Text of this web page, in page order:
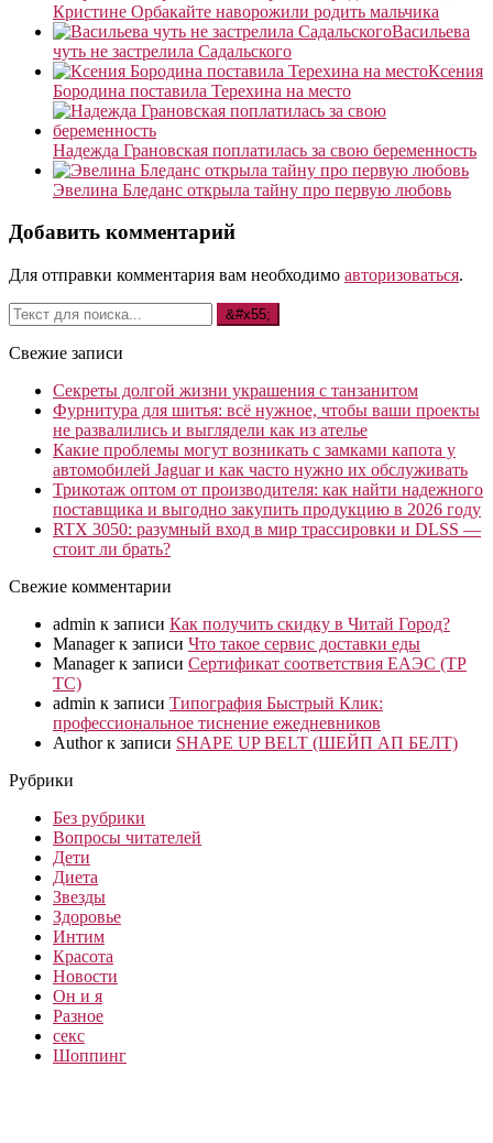
Кристине Орбакайте наворожили родить мальчика
Васильева
чуть не застрелила Садальского
Ксения
Бородина поставила Терехина на место
Надежда Грановская поплатилась за свою беременность
Эвелина Бледанс открыла тайну про первую любовь
Добавить комментарий
Для отправки комментария вам необходимо авторизоваться.
Свежие записи
Секреты долгой жизни украшения с танзанитом
Фурнитура для шитья: всё нужное, чтобы ваши проекты
не развалились и выглядели как из ателье
Какие проблемы могут возникать с замками капота у
автомобилей Jaguar и как часто нужно их обслуживать
Трикотаж оптом от производителя: как найти надежного
поставщика и выгодно закупить продукцию в 2026 году
RTX 3050: разумный вход в мир трассировки и DLSS —
стоит ли брать?
Свежие комментарии
admin к записи Как получить скидку в Читай Город?
Managerк записи Что такое сервис доставки еды
Managerк записи Сертификат соответствия ЕАЭС (ТР
ТС)
admin к записи Типография Быстрый Клик:
профессиональное тиснение ежедневников
Authorк записи SHAPE UP BELT (ШЕЙП АП БЕЛТ)
Рубрики
Без рубрики
Вопросы читателей
Дети
Диета
Звезды
Здоровье
Интим
Красота
Новости
Он и я
Разное
секс
Шоппинг